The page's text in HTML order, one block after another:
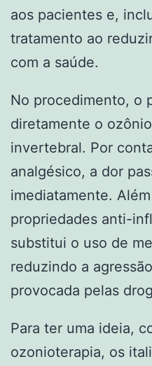
aos pacientes e,
tratamento ao
com a saúde.
No procedimento, o
diretamente o
invertebral. Por
analgésico, a dor
imediatamente.
propriedades anti-
substitui o uso de
reduzindo a
provocada pelas
Para ter uma ideia,
ozonioterapia, os